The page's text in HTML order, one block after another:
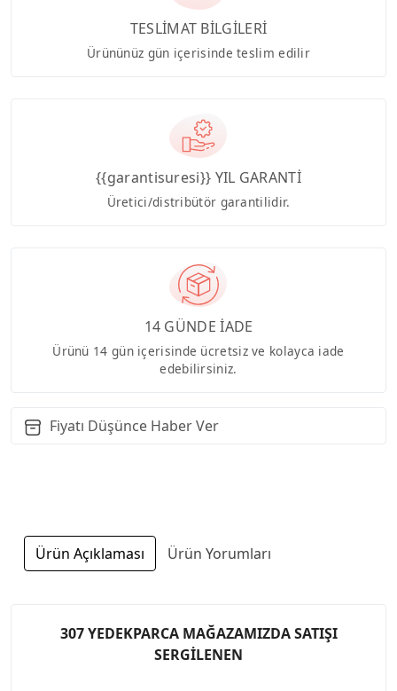
TESLİMAT BİLGİLERİ
Ürününüz gün içerisinde teslim edilir
{{garantisuresi}} YIL GARANTİ
Üretici/distribütör garantilidir.
14 GÜNDE İADE
Ürünü 14 gün içerisinde ücretsiz ve kolayca iade
edebilirsiniz.
Fiyatı Düşünce Haber Ver
Ürün Açıklaması Ürün Yorumları
307 YEDEKPARCA MAĞAZAMIZDA SATIŞI
SERGİLENEN